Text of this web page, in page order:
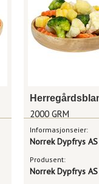
2000 GRM
Informasjonseier:
Norrek Dypfrys AS
Produsent:
Norrek Dypfrys AS